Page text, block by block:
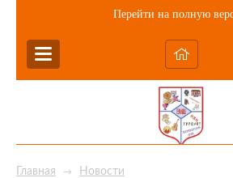
Перейти на полную
Главная → Новости